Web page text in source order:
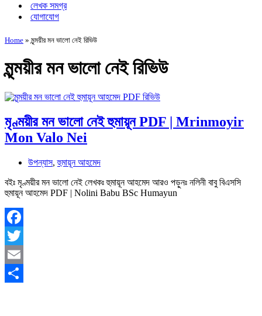
লেখক সমগ্র
যোগাযোগ
Home »মৃন্ময়ীর মন ভালো নেই রিভিউ
মৃন্ময়ীর মন ভালো নেই রিভিউ
মৃণ্ময়ীর মন ভালো নেই হুমায়ূন PDF | Mrinmoyir
Mon Valo Nei
উপন্যাস,হুমায়ূন আহমেদ
বইঃ মৃণ্ময়ীর মন ভালো নেই লেখকঃ হুমায়ূন আহমেদ আরও পড়ুনঃ নলিনী বাবু বিএসসি
হুমায়ূন আহমেদ PDF | Nolini Babu BSc Humayun
Facebook
Twitter
Email